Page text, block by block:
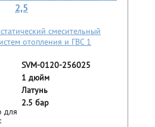
2,5
SVM-0120-256025
1 дюйм
Латунь
для
2.5 бар